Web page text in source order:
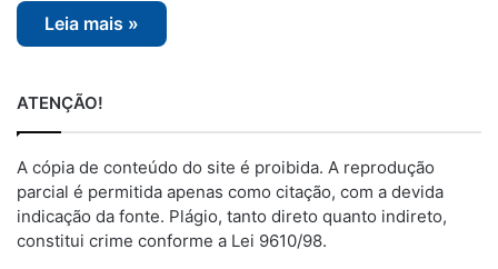
Leia mais »
ATENÇÃO!
A cópia de conteúdo do site é proibida. A reprodução
parcial é permitida apenas como citação, com a devida
indicação da fonte. Plágio, tanto direto quanto indireto,
constitui crime conforme a Lei 9610/98.